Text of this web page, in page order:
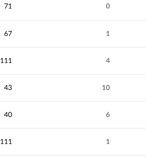
71 0
67 1
111 4
43 10
40 6
111 1